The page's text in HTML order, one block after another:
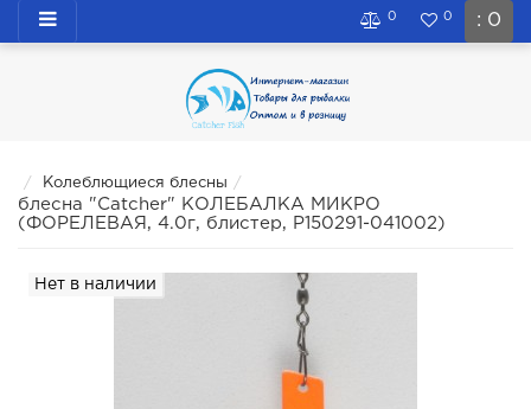
: 0
0 0
Колеблющиеся блесны
блесна "Catcher" КОЛЕБАЛКА МИКРО
(ФОРЕЛЕВАЯ, 4.0г, блистер, P150291-041002)
Нет в наличии